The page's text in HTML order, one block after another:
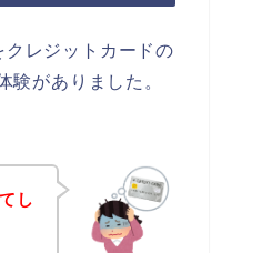
レジットカードの
がありました。
し